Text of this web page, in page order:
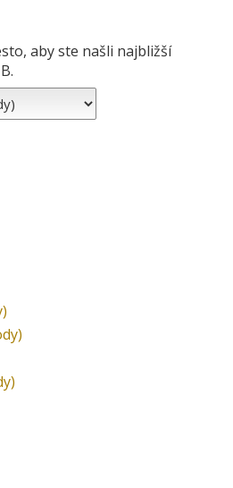
aby ste našli najbližší